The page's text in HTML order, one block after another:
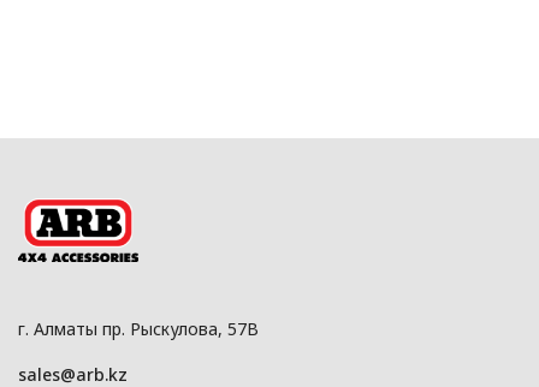
г. Алматы пр. Рыскулова, 57В
sales@arb.kz